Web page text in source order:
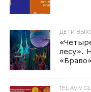
ДЕТИ
лесу».
«Браво»
TEL AVIV